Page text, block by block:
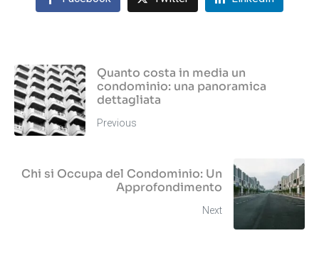
Quanto costa in media un
condominio: una panoramica
dettagliata
Previous
Chi si Occupa del Condominio: Un
Approfondimento
Next